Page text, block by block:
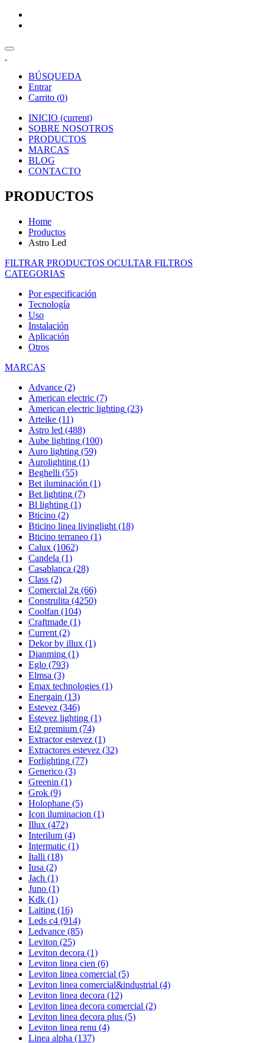
BÚSQUEDA
Entrar
Carrito (0)
INICIO (current)
SOBRE NOSOTROS
PRODUCTOS
MARCAS
BLOG
CONTACTO
PRODUCTOS
Home
Productos
Astro Led
FILTRAR PRODUCTOS OCULTAR FILTROS
CATEGORIAS
Por especificación
Tecnología
Uso
Instalación
Aplicación
Otros
MARCAS
Advance (2)
American electric (7)
American electric lighting (23)
Arteike (11)
Astro led (488)
Aube lighting (100)
Auro lighting (59)
Aurolighting (1)
Beghelli (55)
Bet iluminación (1)
Bet lighting (7)
Bl lighting (1)
Bticino (2)
Bticino linea livinglight (18)
Bticino terraneo (1)
Calux (1062)
Candela (1)
Casablanca (28)
Class (2)
Comercial 2g (66)
Construlita (4250)
Coolfan (104)
Craftmade (1)
Current (2)
Dekor by illux (1)
Dianming (1)
Eglo (793)
Elmsa (3)
Emax technologies (1)
Energain (13)
Estevez (346)
Estevez lighting (1)
Et2 premium (74)
Extractor estevez (1)
Extractores estevez (32)
Forlighting (77)
Generico (3)
Greenin (1)
Grok (9)
Holophane (5)
Icon iluminacion (1)
Illux (472)
Interilum (4)
Intermatic (1)
Italli (18)
Iusa (2)
Jach (1)
Juno (1)
Kdk (1)
Laiting (16)
Leds c4 (914)
Ledvance (85)
Leviton (25)
Leviton decora (1)
Leviton linea cien (6)
Leviton linea comercial (5)
Leviton linea comercial&industrial (4)
Leviton linea decora (12)
Leviton linea decora comercial (2)
Leviton linea decora plus (5)
Leviton linea renu (4)
Linea alpha (137)